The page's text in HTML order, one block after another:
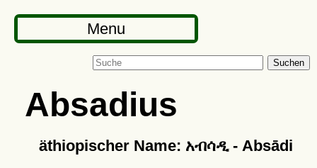
Menu
Suchen
Absadius
äthiopischer Name: አብሳዲ - Absādi